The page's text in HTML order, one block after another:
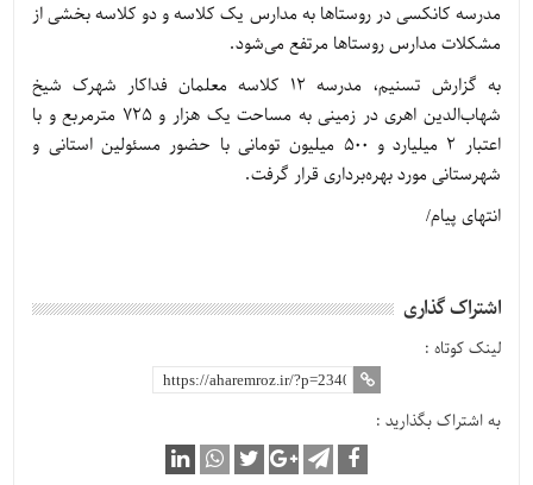
مدرسه کانکسی در روستاها به مدارس یک کلاسه و دو کلاسه بخشی از
مشکلات مدارس روستاها مرتفع می‌شود.
به گزارش تسنیم، مدرسه 12 کلاسه معلمان فداکار شهرک شیخ
شهاب‌الدین اهری در زمینی به مساحت یک هزار و 725 مترمربع و با
اعتبار 2 میلیارد و 500 میلیون تومانی با حضور مسئولین استانی و
شهرستانی مورد بهره‌برداری قرار گرفت.
انتهای پیام/
اشتراک گذاری
لینک کوتاه :
به اشتراک بگذارید :